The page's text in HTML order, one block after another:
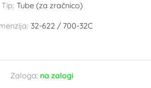
Tip: Tube (za zračnico)
32-622 / 700-32C
Zaloga: na zalogi